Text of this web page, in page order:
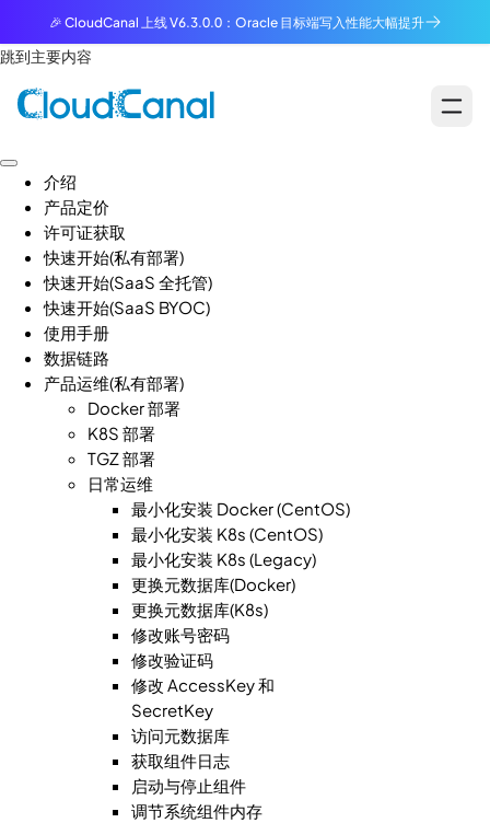
🎉 CloudCanal 上线 V6.3.0.0：Oracle 目标端写入性能大幅提升
跳到主要内容
介绍
产品定价
许可证获取
快速开始(私有部署)
快速开始(SaaS 全托管)
快速开始(SaaS BYOC)
使用手册
数据链路
产品运维(私有部署)
Docker 部署
K8S 部署
TGZ 部署
日常运维
最小化安装 Docker (CentOS)
最小化安装 K8s (CentOS)
最小化安装 K8s (Legacy)
更换元数据库(Docker)
更换元数据库(K8s)
修改账号密码
修改验证码
修改 AccessKey 和
SecretKey
访问元数据库
获取组件日志
启动与停止组件
调节系统组件内存